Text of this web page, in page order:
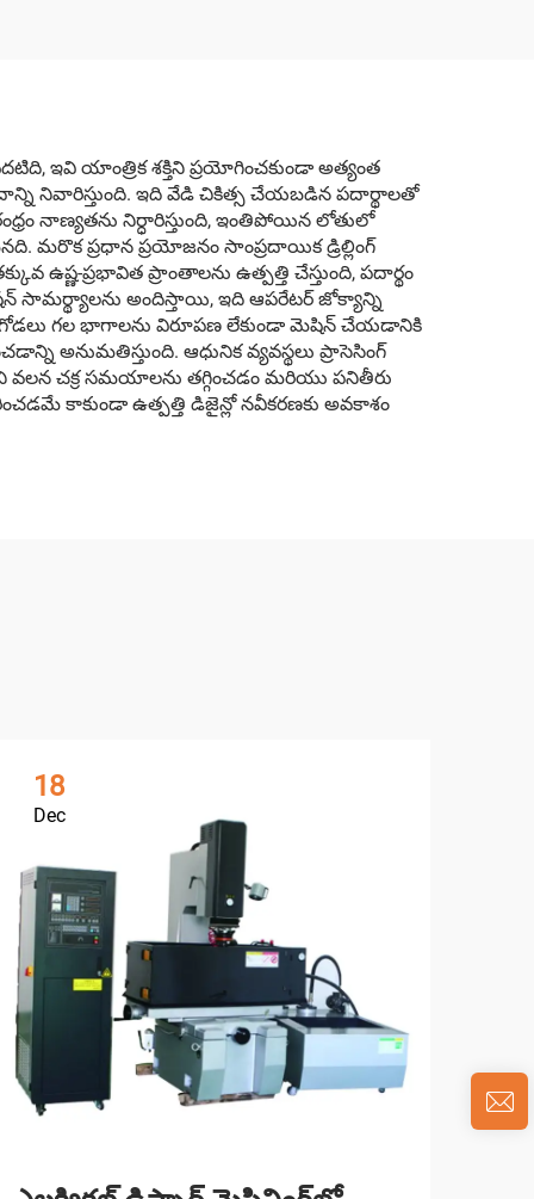
ఇవి యాంత్రిక శక్తిని ప్రయోగించకుండా అత్యంత
నివారిస్తుంది. ఇది వేడి చికిత్స చేయబడిన పదార్థాలతో
నాణ్యతను నిర్ధారిస్తుంది, ఇంతిపోయిన లోతులో
మరొక ప్రధాన ప్రయోజనం సాంప్రదాయిక డ్రిల్లింగ్
ఉష్ణ-ప్రభావిత ప్రాంతాలను ఉత్పత్తి చేస్తుంది, పదార్థం
సామర్థ్యాలను అందిస్తాయి, ఇది ఆపరేటర్ జోక్యాన్ని
గోడలు గల భాగాలను విరూపణ లేకుండా మెషిన్ చేయడానికి
అనుమతిస్తుంది. ఆధునిక వ్యవస్థలు ప్రాసెసింగ్
చక్ర సమయాలను తగ్గించడం మరియు పనితీరు
కాకుండా ఉత్పత్తి డిజైన్లో నవీకరణకు అవకాశం
18
Dec